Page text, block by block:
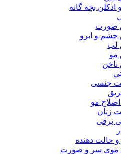
بچه گانه
صورت
چشم و ابرو
لب
مو
ناخن
جنسی
اصلاح مو
زنان
برقی
و حالت دهنده
موی سر و صورت